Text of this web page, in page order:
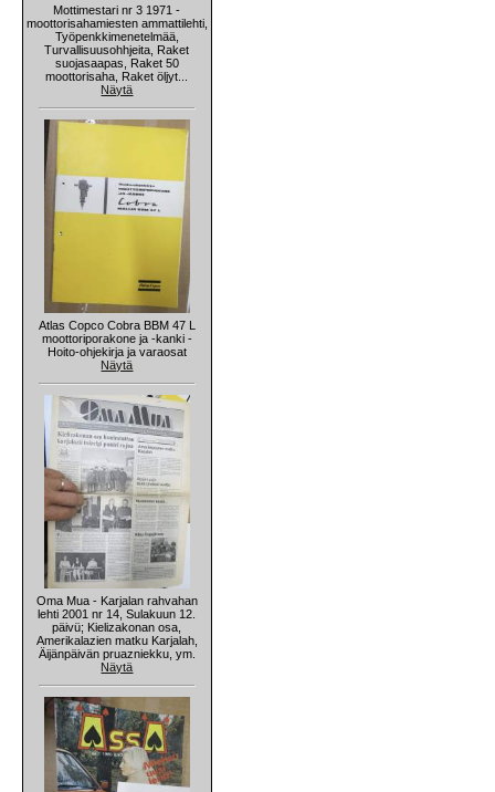
Mottimestari nr 3 1971 -
moottorisahamiesten ammattilehti,
Työpenkkimenetelmää,
Turvallisuusohhjeita, Raket
suojasaapas, Raket 50
moottorisaha, Raket öljyt...
Näytä
Atlas Copco Cobra BBM 47 L
moottoriporakone ja -kanki -
Hoito-ohjekirja ja varaosat
Näytä
Oma Mua - Karjalan rahvahan
lehti 2001 nr 14, Sulakuun 12.
päivü; Kielizakonan osa,
Amerikalazien matku Karjalah,
Äijänpäivän pruazniekku, ym.
Näytä